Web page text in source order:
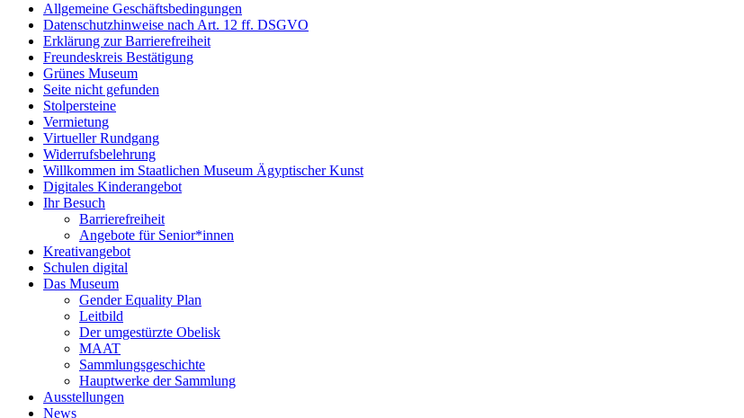
Allgemeine Geschäftsbedingungen
Datenschutzhinweise nach Art. 12 ff. DSGVO
Erklärung zur Barrierefreiheit
Freundeskreis Bestätigung
Grünes Museum
Seite nicht gefunden
Stolpersteine
Vermietung
Virtueller Rundgang
Widerrufsbelehrung
Willkommen im Staatlichen Museum Ägyptischer Kunst
Digitales Kinderangebot
Ihr Besuch
Barrierefreiheit
Angebote für Senior*innen
Kreativangebot
Schulen digital
Das Museum
Gender Equality Plan
Leitbild
Der umgestürzte Obelisk
MAAT
Sammlungsgeschichte
Hauptwerke der Sammlung
Ausstellungen
News